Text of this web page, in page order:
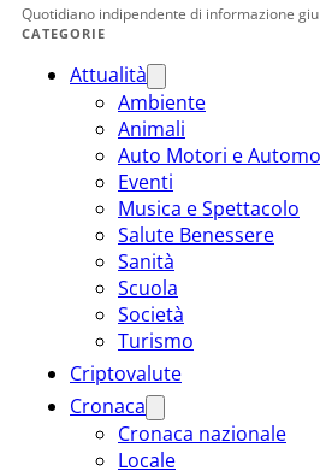
Quotidiano indipendente di informazione
CATEGORIE
Attualità
Ambiente
Animali
Auto Motori e
Eventi
Musica e Spettacolo
Salute Benessere
Sanità
Scuola
Società
Turismo
Criptovalute
Cronaca
Cronaca nazionale
Locale